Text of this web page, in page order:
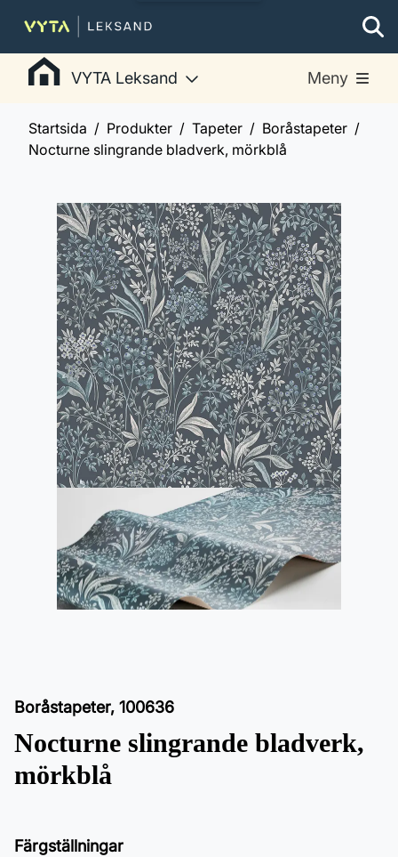
VYTA Leksand Meny
Startsida Produkter Tapeter
Boråstapeter
Nocturne slingrande bladverk, mörkblå
Boråstapeter, 100636
Nocturne slingrande bladverk,
mörkblå
Färgställningar